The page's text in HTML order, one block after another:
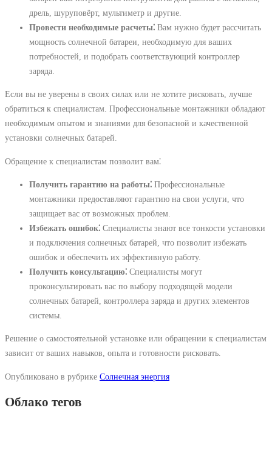
дрель, шуруповёрт, мультиметр и другие.
Провести необходимые расчеты⁚ Вам нужно будет рассчитать
мощность солнечной батареи, необходимую для ваших
потребностей, и подобрать соответствующий контроллер
заряда.
Если вы не уверены в своих силах или не хотите рисковать, лучше
обратиться к специалистам. Профессиональные монтажники обладают
необходимым опытом и знаниями для безопасной и качественной
установки солнечных батарей.
Обращение к специалистам позволит вам⁚
Получить гарантию на работы⁚ Профессиональные
монтажники предоставляют гарантию на свои услуги, что
защищает вас от возможных проблем.
Избежать ошибок⁚ Специалисты знают все тонкости установки
и подключения солнечных батарей, что позволит избежать
ошибок и обеспечить их эффективную работу.
Получить консультацию⁚ Специалисты могут
проконсультировать вас по выбору подходящей модели
солнечных батарей, контроллера заряда и других элементов
системы.
Решение о самостоятельной установке или обращении к специалистам
зависит от ваших навыков, опыта и готовности рисковать.
Опубликовано в рубрике Солнечная энергия
Облако тегов